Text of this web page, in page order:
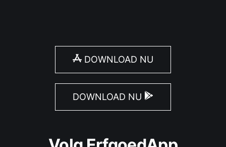
DOWNLOAD NU
DOWNLOAD NU